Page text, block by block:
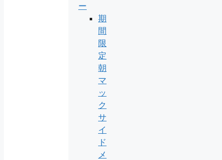
ー
期
間
限
定
朝
マ
ッ
ク
サ
イ
ド
メ